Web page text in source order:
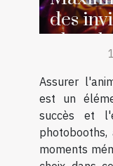
des
Assurer
est un
succès et
moments